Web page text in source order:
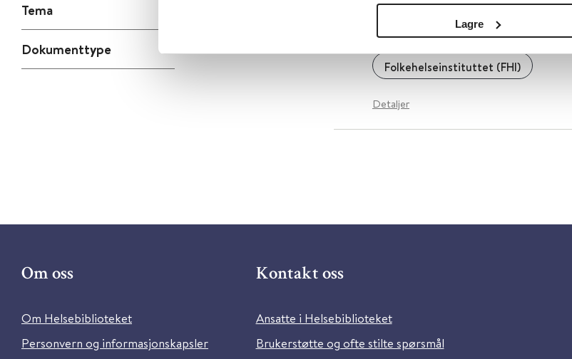
Lagre
Tema
Dokumenttype
HPV - humant papillomavirus (FHI)
Folkehelseinstituttet (FHI)
Detaljer
Om oss
Om Helsebiblioteket
Personvern og informasjonskapsler
Kontakt oss
Ansatte i Helsebiblioteket
Brukerstøtte og ofte stilte spørsmål